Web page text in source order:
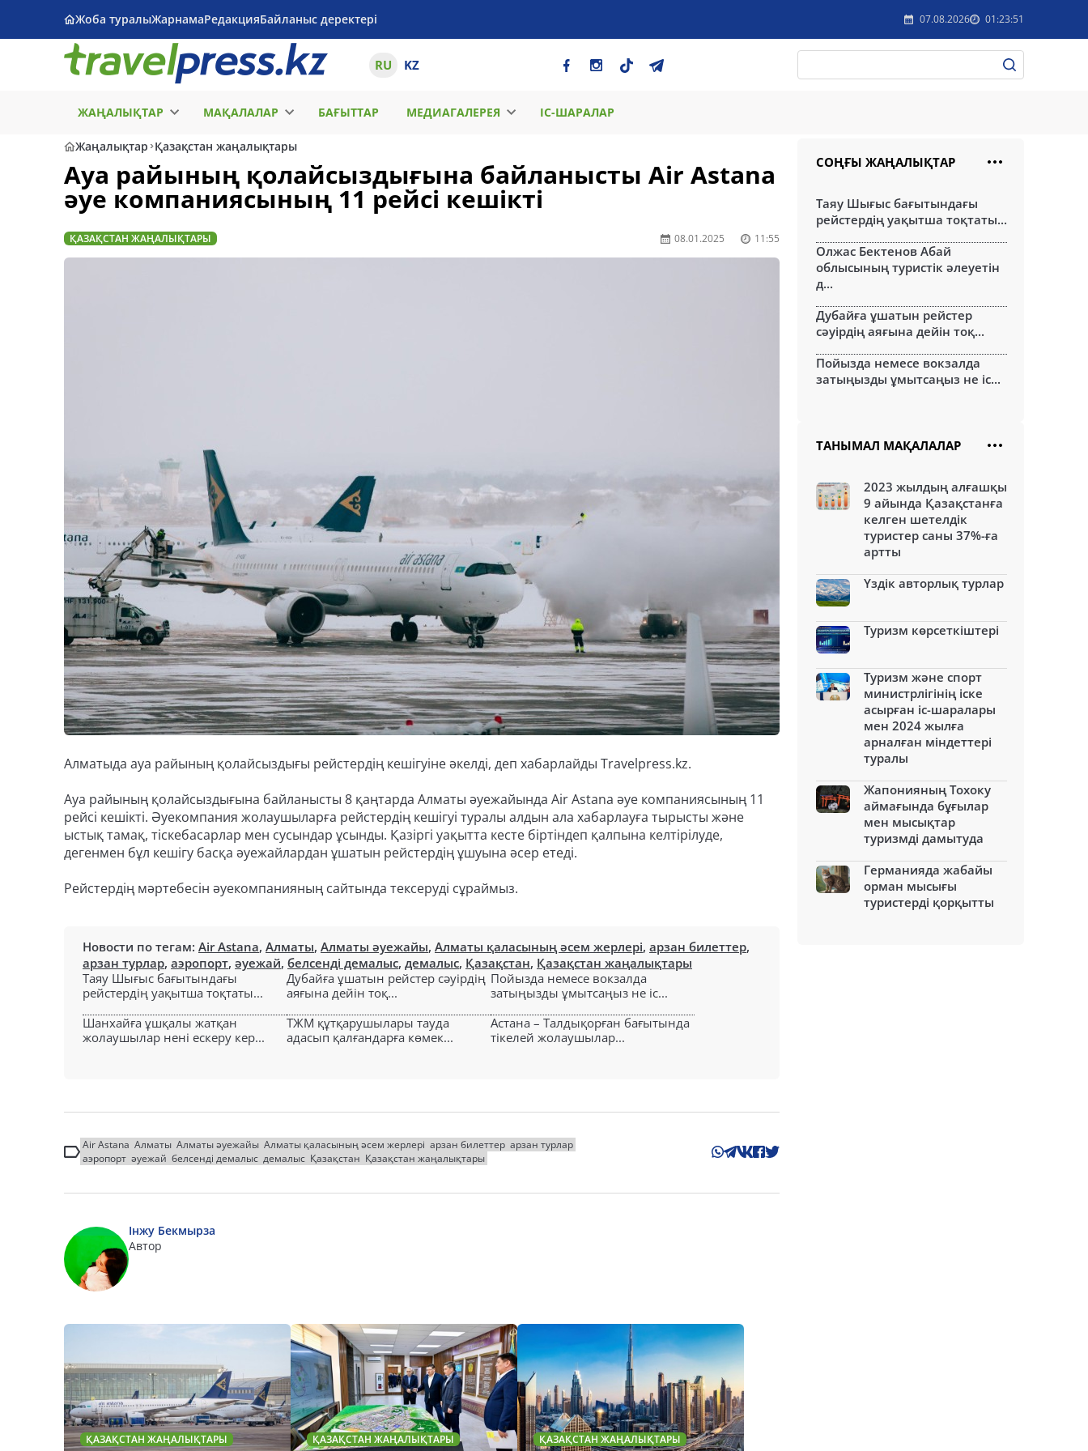
Жоба туралыЖарнамаРедакцияБайланыс деректері 07.08.2026 01:23:51
RU KZ
ЖАҢАЛЫҚТАР МАҚАЛАЛАР БАҒЫТТАР МЕДИАГАЛЕРЕЯ ІС-ШАРАЛАР
Жаңалықтар Қазақстан жаңалықтары
Ауа райының қолайсыздығына байланысты Air Astana
әуе компаниясының 11 рейсі кешікті
ҚАЗАҚСТАН ЖАҢАЛЫҚТАРЫ 08.01.2025 11:55
Алматыда ауа райының қолайсыздығы рейстердің кешігуіне әкелді, деп хабарлайды Travelpress.kz.
Ауа райының қолайсыздығына байланысты 8 қаңтарда Алматы әуежайында Air Astana әуе компаниясының 11
рейсі кешікті. Әуекомпания жолаушыларға рейстердің кешігуі туралы алдын ала хабарлауға тырысты және
ыстық тамақ, тіскебасарлар мен сусындар ұсынды. Қазіргі уақытта кесте біртіндеп қалпына келтірілуде,
дегенмен бұл кешігу басқа әуежайлардан ұшатын рейстердің ұшуына әсер етеді.
Рейстердің мәртебесін әуекомпанияның сайтында тексеруді сұраймыз.
Новости по тегам: Air Astana, Алматы, Алматы әуежайы, Алматы қаласының әсем жерлері, арзан билеттер,
арзан турлар, аэропорт, әуежай, белсенді демалыс, демалыс, Қазақстан, Қазақстан жаңалықтары
Таяу Шығыс бағытындағы
рейстердің уақытша тоқтаты...
Дубайға ұшатын рейстер сәуірдің
аяғына дейін тоқ...
Пойызда немесе вокзалда
затыңызды ұмытсаңыз не іс...
Шанхайға ұшқалы жатқан
жолаушылар нені ескеру кер...
ТЖМ құтқарушылары тауда
адасып қалғандарға көмек...
Астана – Талдықорған бағытында
тікелей жолаушылар...
Air Astana Алматы Алматы әуежайы Алматы қаласының әсем жерлері арзан билеттер арзан турлар
аэропорт әуежай белсенді демалыс демалыс Қазақстан Қазақстан жаңалықтары
Інжу Бекмырза
Автор
ҚАЗАҚСТАН ЖАҢАЛЫҚТАРЫ ҚАЗАҚСТАН ЖАҢАЛЫҚТАРЫ ҚАЗАҚСТАН ЖАҢАЛЫҚТАРЫ
СОҢҒЫ ЖАҢАЛЫҚТАР
Таяу Шығыс бағытындағы
рейстердің уақытша тоқтаты...
Олжас Бектенов Абай
облысының туристік әлеуетін
д...
Дубайға ұшатын рейстер
сәуірдің аяғына дейін тоқ...
Пойызда немесе вокзалда
затыңызды ұмытсаңыз не іс...
ТАНЫМАЛ МАҚАЛАЛАР
2023 жылдың алғашқы
9 айында Қазақстанға
келген шетелдік
туристер саны 37%-ға
артты
Үздік авторлық турлар
Туризм көрсеткіштері
Туризм және спорт
министрлігінің іске
асырған іс-шаралары
мен 2024 жылға
арналған міндеттері
туралы
Жапонияның Тохоку
аймағында бұғылар
мен мысықтар
туризмді дамытуда
Германияда жабайы
орман мысығы
туристерді қорқытты